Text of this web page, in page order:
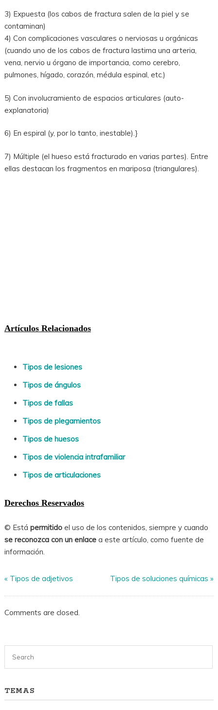
3) Expuesta (los cabos de fractura salen de la piel y se
contaminan)
4) Con complicaciones vasculares o nerviosas u orgánicas
(cuando uno de los cabos de fractura lastima una arteria,
vena, nervio u órgano de importancia, como cerebro,
pulmones, hígado, corazón, médula espinal, etc.)
5) Con involucramiento de espacios articulares (auto-
explanatoria)
6) En espiral (y, por lo tanto, inestable).}
7) Múltiple (el hueso está fracturado en varias partes). Entre
ellas destacan los fragmentos en mariposa (triangulares).
Artículos Relacionados
Tipos de lesiones
Tipos de ángulos
Tipos de fallas
Tipos de plegamientos
Tipos de huesos
Tipos de violencia intrafamiliar
Tipos de articulaciones
Derechos Reservados
© Está permitidoel uso de los contenidos, siempre y cuando
se reconozca con un enlacea este artículo, como fuente de
información.
« Tipos de adjetivos Tipos de soluciones químicas »
Comments are closed.
TEMAS